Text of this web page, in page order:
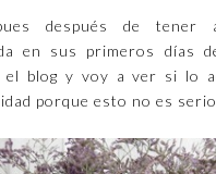
después de tener
en sus primeros días
el blog y voy a ver si lo
porque esto no es